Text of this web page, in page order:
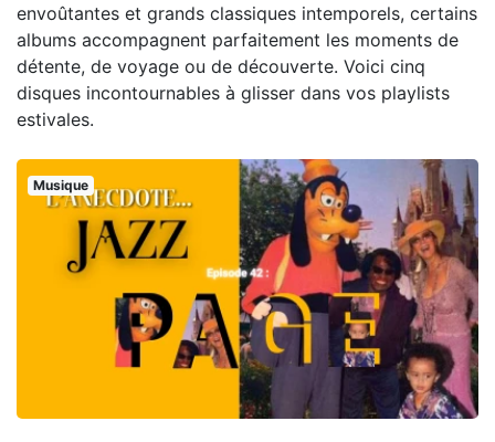
envoûtantes et grands classiques intemporels, certains
albums accompagnent parfaitement les moments de
détente, de voyage ou de découverte. Voici cinq
disques incontournables à glisser dans vos playlists
estivales.
Musique